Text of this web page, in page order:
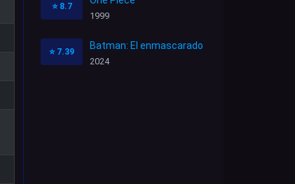
⭐ 8.7
1999
⭐ 7.39
Batman: El enmascarado
2024